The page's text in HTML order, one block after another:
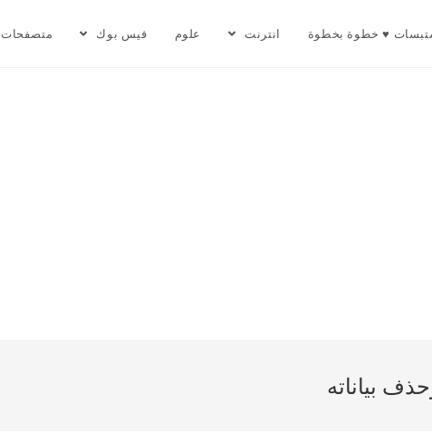
♥ خطوة بخطوة انترنت علوم فيس بوك متصفحات
بياناته